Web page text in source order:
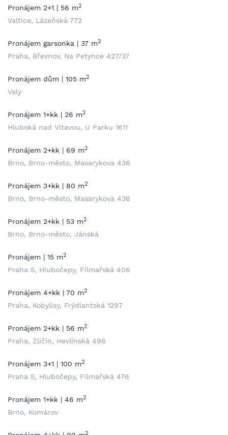
Pronájem 2+1 | 56 m2
Valtice, Lázeňská 772
Pronájem garsonka | 37 m2
Praha, Břevnov, Na Petynce 427/37
Pronájem dům | 105 m2
Valy
Pronájem 1+kk | 26 m2
Hluboká nad Vltavou, U Parku 1611
Pronájem 2+kk | 69 m2
Brno, Brno-město, Masarykova 436
Pronájem 3+kk | 80 m2
Brno, Brno-město, Masarykova 436
Pronájem 2+kk | 53 m2
Brno, Brno-město, Jánská
Pronájem | 15 m2
Praha 5, Hlubočepy, Filmařská 406
Pronájem 4+kk | 70 m2
Praha, Kobylisy, Frýdlantská 1297
Pronájem 2+kk | 56 m2
Praha, Zličín, Hevlínská 496
Pronájem 3+1 | 100 m2
Praha 5, Hlubočepy, Filmařská 476
Pronájem 1+kk | 46 m2
Brno, Komárov
2